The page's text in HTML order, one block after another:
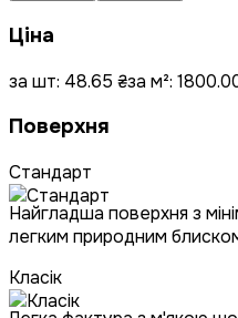
Ціна
за шт: 48.65 ₴за м²:
Поверхня
Стандарт
Найгладша поверхня з
легким природним
Класік